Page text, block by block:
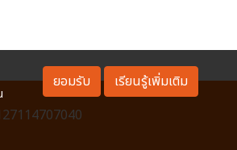
ยอมรับ เรียนรู้เพิ่มเติม